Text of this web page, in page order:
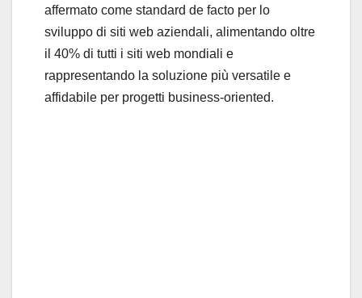
affermato come standard de facto per lo
sviluppo di siti web aziendali, alimentando oltre
il 40% di tutti i siti web mondiali e
rappresentando la soluzione più versatile e
affidabile per progetti business-oriented.